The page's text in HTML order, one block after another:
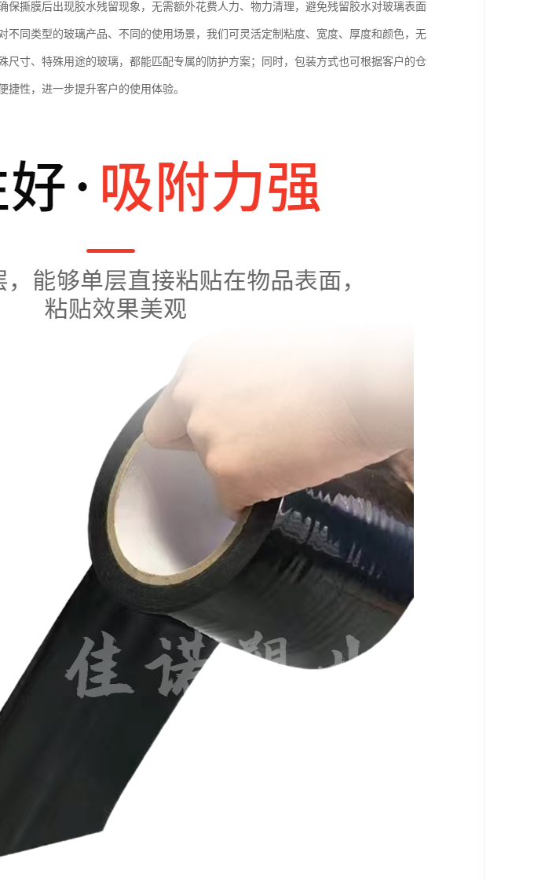
保撕膜后出现胶水残留现象，无需额外花费人力、物力清理，避免残留胶水对玻璃表面
不同类型的玻璃产品、不同的使用场景，我们可灵活定制粘度、宽度、厚度和颜色，无
尺寸、特殊用途的玻璃，都能匹配专属的防护方案；同时，包装方式也可根据客户的仓
性，进一步提升客户的使用体验。